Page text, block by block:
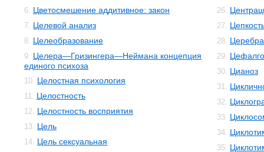
6. Цветосмешение аддитивное: закон
7. Целевой анализ
8. Целеобразование
9. Целера—Гризингера—Неймана концепция
единого психоза
10. Целостная психология
11. Целостность
12. Целостность восприятия
13. Цель
14. Цель сексуальная
26.
27.
28.
29.
30. Цианоз
31.
32.
33.
34.
35.